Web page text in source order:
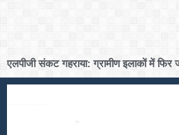
एलपीजी संकट गहराया: ग्रामीण इलाकों में